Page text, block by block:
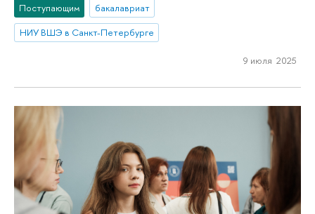
Поступающим
бакалавриат
НИУ ВШЭ в Санкт-Петербурге
9 июля 2025